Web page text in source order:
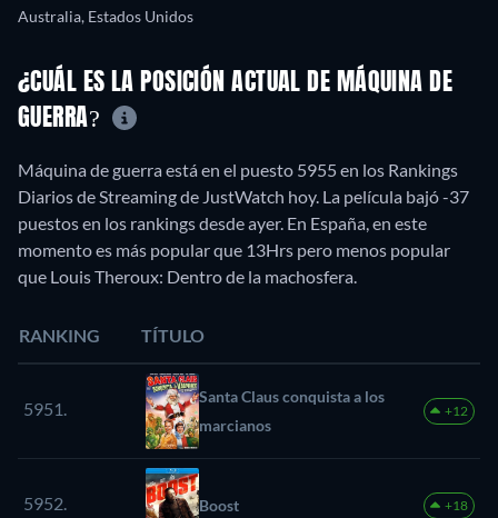
Australia, Estados Unidos
¿CUÁL ES LA POSICIÓN ACTUAL DE MÁQUINA DE
GUERRA?
Máquina de guerra está en el puesto 5955 en los Rankings
Diarios de Streaming de JustWatch hoy. La película bajó -37
puestos en los rankings desde ayer. En España, en este
momento es más popular que 13Hrs pero menos popular
que Louis Theroux: Dentro de la machosfera.
RANKING TÍTULO
5951.
Santa Claus conquista a los
marcianos
+12
5952. Boost +18